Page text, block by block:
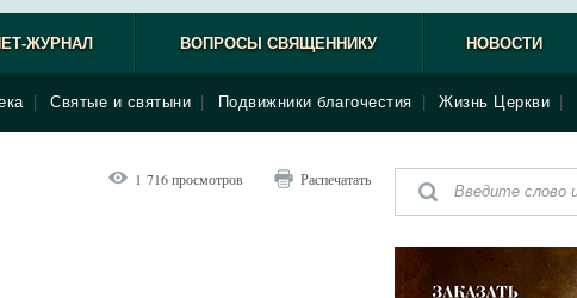
Святые и святыни Подвижники благочестия Жизнь Церкви
ЖУРНАЛ ВОПРОСЫ СВЯЩЕННИКУ НОВОСТИ
1 716 просмотров Распечатать